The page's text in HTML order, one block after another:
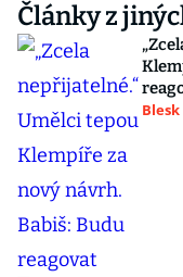
Články z